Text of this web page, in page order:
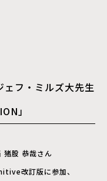
ェフ・ミルズ大先生
」
股 恭哉さん
改訂版に参加、